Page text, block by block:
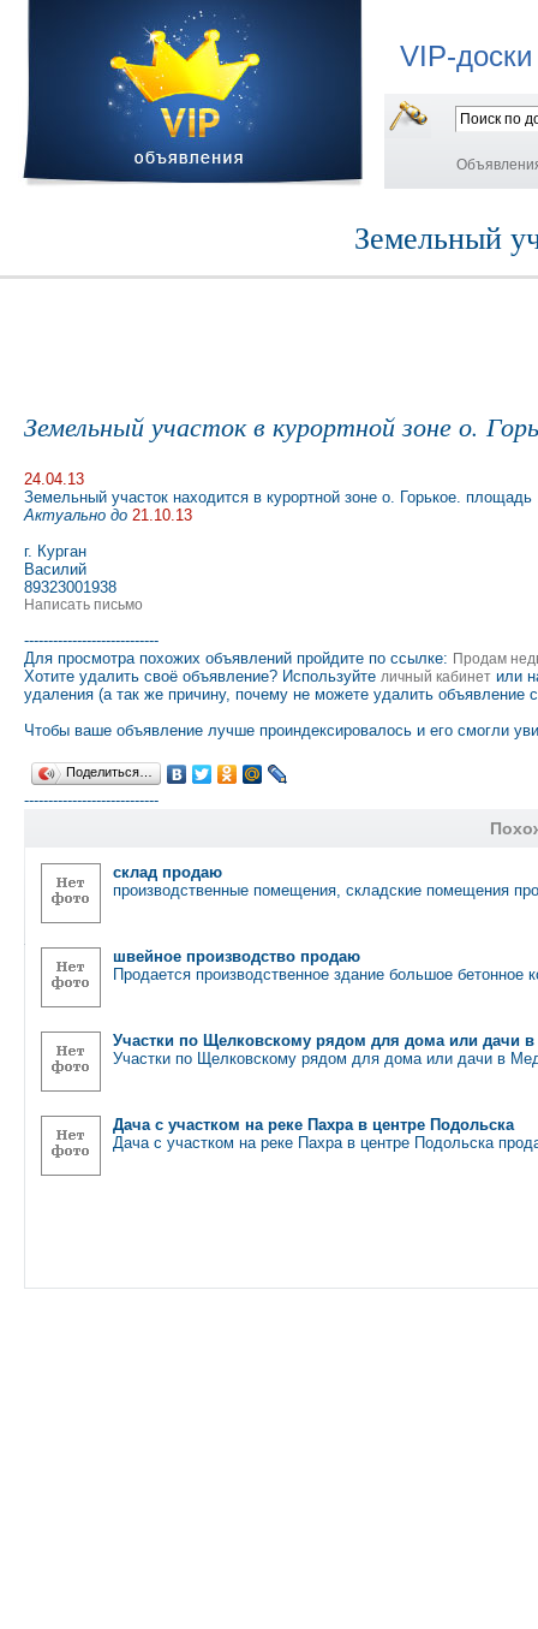
VIP-
Земельный
Земельный участок в курортной зоне о.
24.04.13
Земельный участок находится в курортной зоне о. Горькое.
Актуально до 21.10.13
г. Курган
Василий
89323001938
Написать письмо
----------------------------
Для просмотра похожих объявлений пройдите по ссылке: Продам
Хотите удалить своё объявление? Используйте личный кабинет или
удаления (а так же причину, почему не можете удалить объявление
Чтобы ваше объявление лучше проиндексировалось и его смогли
Поделиться…
----------------------------
склад продаю
производственные помещения, складские помещения
швейное производство продаю
Продается производственное здание большое
Участки по Щелковскому рядом для дома или дачи
Участки по Щелковскому рядом для дома или дачи в
Дача с участком на реке Пахра в центре Подольска
Дача с участком на реке Пахра в центре Подольска